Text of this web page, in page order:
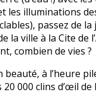
les illuminations
passez de
la ville à la Cite de
combien de vies ?
à l’heure
000 clins d’œil de